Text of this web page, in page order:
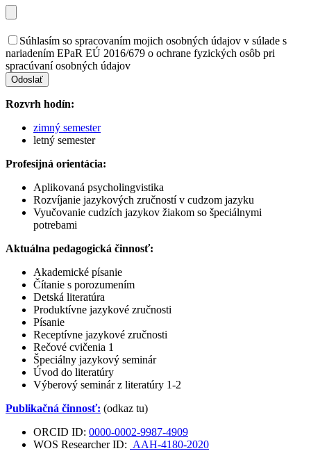
Súhlasím so spracovaním mojich osobných údajov v súlade s
nariadením EPaR EÚ 2016/679 o ochrane fyzických osôb pri
spracúvaní osobných údajov
Odoslať
Rozvrh hodín:
zimný semester
letný semester
Profesijná orientácia:
Aplikovaná psycholingvistika
Rozvíjanie jazykových zručností v cudzom jazyku
Vyučovanie cudzích jazykov žiakom so špeciálnymi
potrebami
Aktuálna pedagogická činnosť:
Akademické písanie
Čítanie s porozumením
Detská literatúra
Produktívne jazykové zručnosti
Písanie
Receptívne jazykové zručnosti
Rečové cvičenia 1
Špeciálny jazykový seminár
Úvod do literatúry
Výberový seminár z literatúry 1-2
Publikačná činnosť: (odkaz tu)
ORCID ID: 0000-0002-9987-4909
WOS Researcher ID: AAH-4180-2020